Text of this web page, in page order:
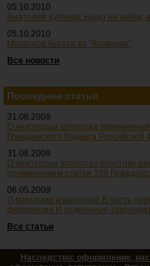
05.10.2010
Анатолий Куликов: Надо не койки,
05.10.2010
Михалков бьется за "болванки"
Все новости
Последние статьи
31.08.2009
О некоторых вопросах
Гражданского Кодекса Российской
31.08.2009
О некоторых вопросах практики
применением статьи 169
06.05.2009
О внесении изменений В часть
федерации И отдельные
Все статьи
Наследство: оформление,